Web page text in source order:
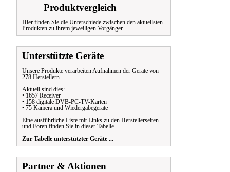
Produktvergleich
Hier finden Sie die Unterschiede zwischen den aktuellsten
Produkten zu ihrem jeweiligen Vorgänger.
Unterstützte Geräte
Unsere Produkte verarbeiten Aufnahmen der Geräte von
278 Herstellern.
Aktuell sind dies:
• 1657 Receiver
• 158 digitale DVB-PC-TV-Karten
• 75 Kamera und Wiedergabegeräte
Eine ausführliche Liste mit Links zu den Herstellerseiten
und Foren finden Sie in dieser Tabelle.
Zur Tabelle unterstützter Geräte ...
Partner & Aktionen